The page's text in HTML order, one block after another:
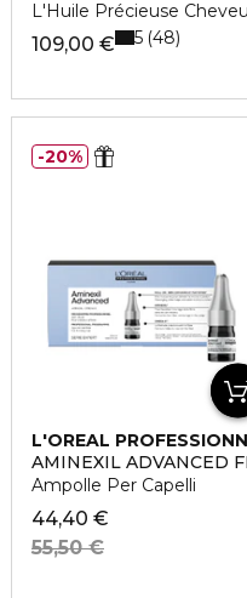
L'Huile Précieuse
109,00 € 5 48
L'OREAL
AMINEXIL ADVANCED
Ampolle Per Capelli
44,40 €
55,50 €
20%